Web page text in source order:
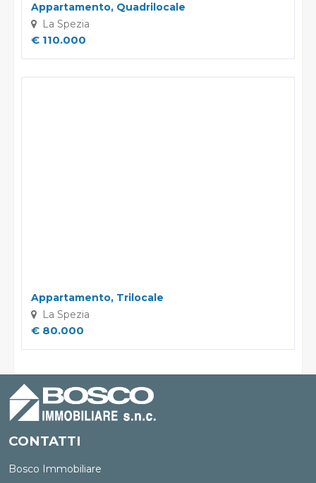
Appartamento, Quadrilocale
La Spezia
€ 110.000
Appartamento, Trilocale
La Spezia
€ 80.000
CONTATTI
Bosco Immobiliare